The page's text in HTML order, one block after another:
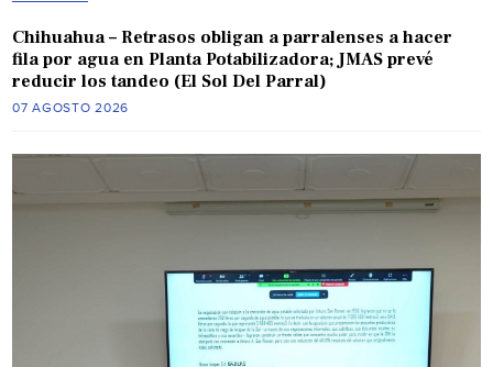
Chihuahua – Retrasos obligan a parralenses a hacer
fila por agua en Planta Potabilizadora; JMAS prevé
reducir los tandeo (El Sol Del Parral)
07 AGOSTO 2026